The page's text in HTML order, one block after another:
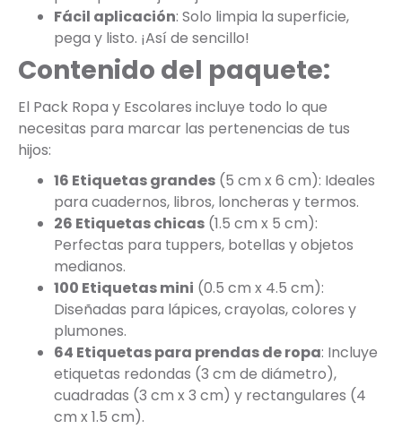
Fácil aplicación: Solo limpia la superficie,
pega y listo. ¡Así de sencillo!
Contenido del paquete:
El Pack Ropa y Escolares incluye todo lo que
necesitas para marcar las pertenencias de tus
hijos:
16 Etiquetas grandes (5 cm x 6 cm): Ideales
para cuadernos, libros, loncheras y termos.
26 Etiquetas chicas (1.5 cm x 5 cm):
Perfectas para tuppers, botellas y objetos
medianos.
100 Etiquetas mini (0.5 cm x 4.5 cm):
Diseñadas para lápices, crayolas, colores y
plumones.
64 Etiquetas para prendas de ropa: Incluye
etiquetas redondas (3 cm de diámetro),
cuadradas (3 cm x 3 cm) y rectangulares (4
cm x 1.5 cm).